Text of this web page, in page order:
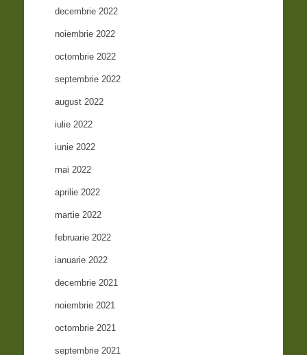
decembrie 2022
noiembrie 2022
octombrie 2022
septembrie 2022
august 2022
iulie 2022
iunie 2022
mai 2022
aprilie 2022
martie 2022
februarie 2022
ianuarie 2022
decembrie 2021
noiembrie 2021
octombrie 2021
septembrie 2021